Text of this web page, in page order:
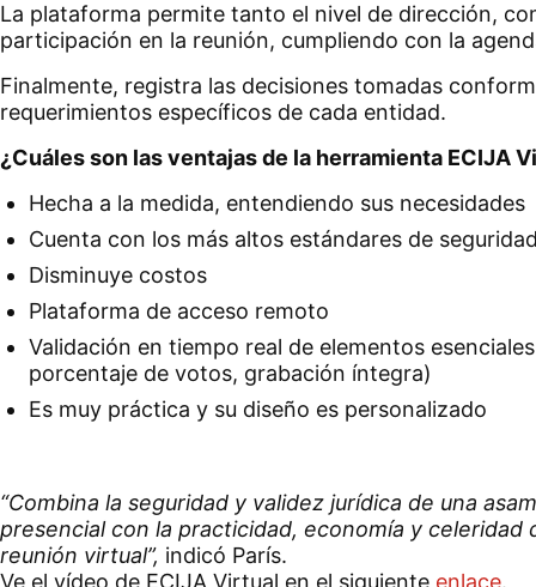
La plataforma permite tanto el nivel de dirección,
participación en la reunión, cumpliendo con la
Finalmente, registra las decisiones tomadas
requerimientos específicos de cada entidad.
¿Cuáles son las ventajas de la herramienta ECIJA
Hecha a la medida, entendiendo sus necesidades
Cuenta con los más altos estándares de
Disminuye costos
Plataforma de acceso remoto
Validación en tiempo real de elementos
porcentaje de votos, grabación íntegra)
Es muy práctica y su diseño es personalizado
“Combina la seguridad y validez jurídica de una
presencial con la practicidad, economía y celeridad
reunión virtual”, indicó París.
Ve el vídeo de ECIJA Virtual en el siguiente enlace.